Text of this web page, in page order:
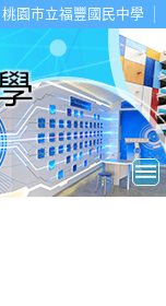
桃園市立福豐國民中學